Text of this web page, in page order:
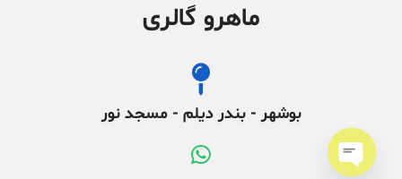
ماهرو گالری
بوشهر - بندر دیلم - مسجد نور